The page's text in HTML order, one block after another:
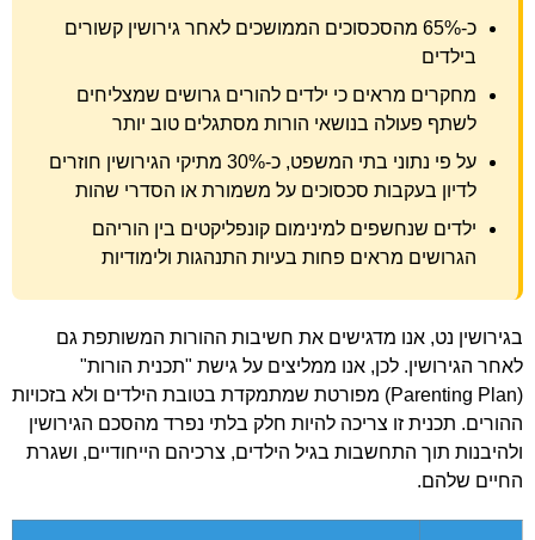
כ-65% מהסכסוכים הממושכים לאחר גירושין קשורים
בילדים
מחקרים מראים כי ילדים להורים גרושים שמצליחים
לשתף פעולה בנושאי הורות מסתגלים טוב יותר
על פי נתוני בתי המשפט, כ-30% מתיקי הגירושין חוזרים
לדיון בעקבות סכסוכים על משמורת או הסדרי שהות
ילדים שנחשפים למינימום קונפליקטים בין הוריהם
הגרושים מראים פחות בעיות התנהגות ולימודיות
בגירושין נט, אנו מדגישים את חשיבות ההורות המשותפת גם
לאחר הגירושין. לכן, אנו ממליצים על גישת "תכנית הורות"
(Parenting Plan) מפורטת שמתמקדת בטובת הילדים ולא בזכויות
ההורים. תכנית זו צריכה להיות חלק בלתי נפרד מהסכם הגירושין
ולהיבנות תוך התחשבות בגיל הילדים, צרכיהם הייחודיים, ושגרת
החיים שלהם.